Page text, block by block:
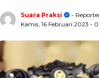
Suara Praksi
-
Kamis, 16 Februari 2023 -